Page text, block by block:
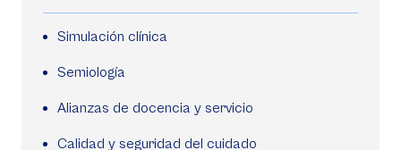
Simulación clínica
Semiología
Alianzas de docencia y servicio
Calidad y seguridad del cuidado